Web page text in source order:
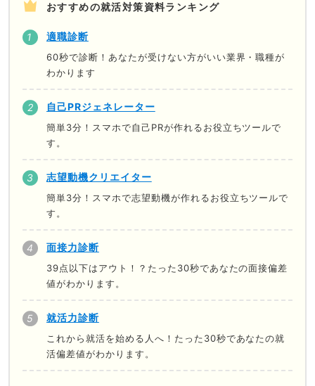
おすすめの就活対策資料ランキング
適職診断
60秒で診断！あなたが受けない方がいい業界・職種が
わかります
自己PRジェネレーター
簡単3分！スマホで自己PRが作れるお役立ちツールで
す。
志望動機クリエイター
簡単3分！スマホで志望動機が作れるお役立ちツールで
す。
面接力診断
39点以下はアウト！？たった30秒であなたの面接偏差
値がわかります。
就活力診断
これから就活を始める人へ！たった30秒であなたの就
活偏差値がわかります。